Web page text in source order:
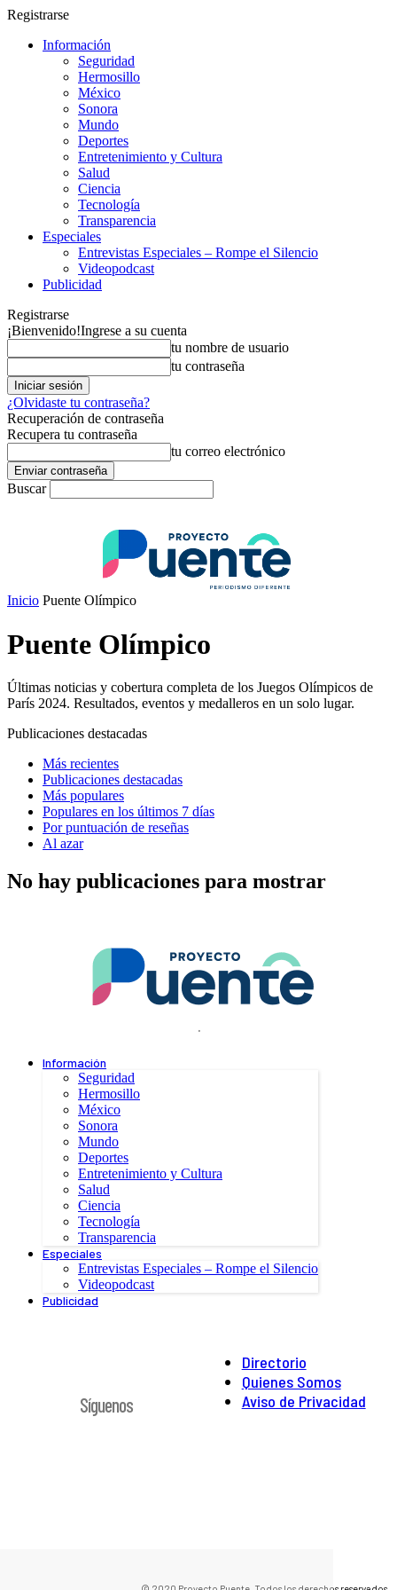
Registrarse
Información
Seguridad
Hermosillo
México
Sonora
Mundo
Deportes
Entretenimiento y Cultura
Salud
Ciencia
Tecnología
Transparencia
Especiales
Entrevistas Especiales – Rompe el Silencio
Videopodcast
Publicidad
Registrarse
¡Bienvenido!Ingrese a su cuenta
tu nombre de usuario
tu contraseña
¿Olvidaste tu contraseña?
Recuperación de contraseña
Recupera tu contraseña
tu correo electrónico
Buscar
Inicio Puente Olímpico
Puente Olímpico
Últimas noticias y cobertura completa de los Juegos Olímpicos de
París 2024. Resultados, eventos y medalleros en un solo lugar.
Publicaciones destacadas
Más recientes
Publicaciones destacadas
Más populares
Populares en los últimos 7 días
Por puntuación de reseñas
Al azar
No hay publicaciones para mostrar
.
Información
Seguridad
Hermosillo
México
Sonora
Mundo
Deportes
Entretenimiento y Cultura
Salud
Ciencia
Tecnología
Transparencia
Especiales
Entrevistas Especiales – Rompe el Silencio
Videopodcast
Publicidad
Directorio
Quienes Somos
Aviso de Privacidad
Síguenos